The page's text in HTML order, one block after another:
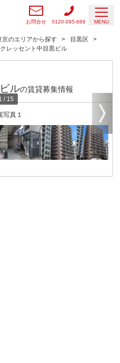
お問合せ 0120-095-889 MENU
京のエリアから探す
目黒区
クレッセント中目黒ビル
ルの賃貸募集情報
写真１
/ 15